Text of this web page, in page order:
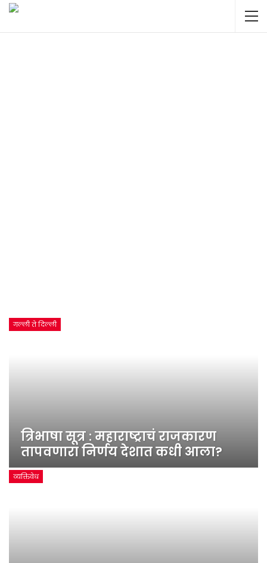
गल्ली ते दिल्ली
त्रिभाषा सूत्र : महाराष्ट्राचं राजकारण
तापवणारा निर्णय देशात कधी आला?
व्यक्तिवेध